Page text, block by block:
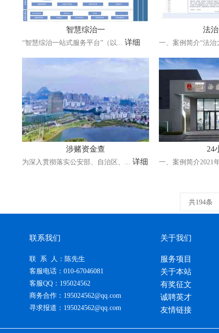
智慧综治一
“智慧综治一站式服务平台”（以... 详细
法
一、案例简介“法
涉赌资金查
为深入贯彻落实公安部、自治区、... 详细
24
一、案例简介2021
共194条
联系我们
联 系 人：陈先生
客服电话：010-67046081
客服QQ：195024562
商务合作：195024562@qq.com
寻求报道：195024562@qq.com
关于我们
服务项目
关于本站
有奖征文
诚聘英才
友情链接